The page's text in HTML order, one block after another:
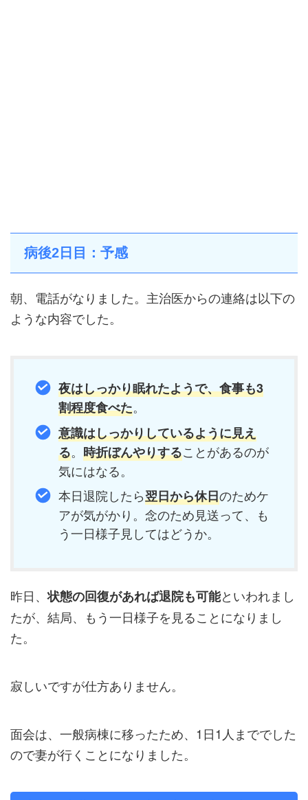
病後2日目：予感
朝、電話がなりました。主治医からの連絡は以下の
ような内容でした。
夜はしっかり眠れたようで、食事も3
割程度食べた。
意識はしっかりしているように見え
る。 時折ぼんやりすることがあるのが
気にはなる。
本日退院したら翌日から休日のためケ
アが気がかり。念のため見送って、も
う一日様子見してはどうか。
昨日、状態の回復があれば退院も可能といわれまし
たが、結局、もう一日様子を見ることになりまし
た。
寂しいですが仕方ありません。
面会は、一般病棟に移ったため、1日1人まででした
ので妻が行くことになりました。